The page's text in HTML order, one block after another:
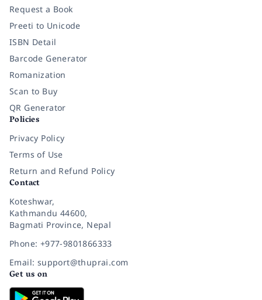
Request a Book
Preeti to Unicode
ISBN Detail
Barcode Generator
Romanization
Scan to Buy
QR Generator
Policies
Privacy Policy
Terms of Use
Return and Refund Policy
Contact
Koteshwar,
Kathmandu 44600,
Bagmati Province, Nepal
Phone: +977-9801866333
Email: support@thuprai.com
Get us on